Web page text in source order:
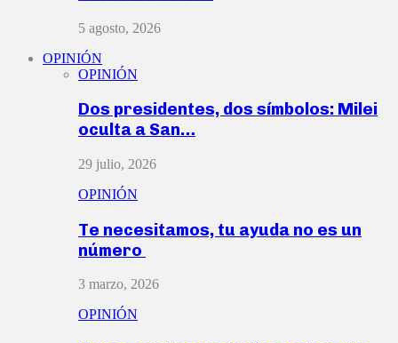
5 agosto, 2026
OPINIÓN
OPINIÓN
Dos presidentes, dos símbolos: Milei
oculta a San…
29 julio, 2026
OPINIÓN
Te necesitamos, tu ayuda no es un
número
3 marzo, 2026
OPINIÓN